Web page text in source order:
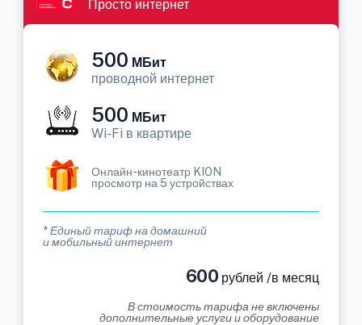
Просто интернет
500 МБит
проводной интернет
500 МБит
Wi-Fi в квартире
Онлайн-кинотеатр KION
просмотр на 5 устройствах
* Единый тариф на домашний
и мобильный интернет
600 рублей /в месяц
В стоимость тарифа не включены
дополнительные услуги и оборудование